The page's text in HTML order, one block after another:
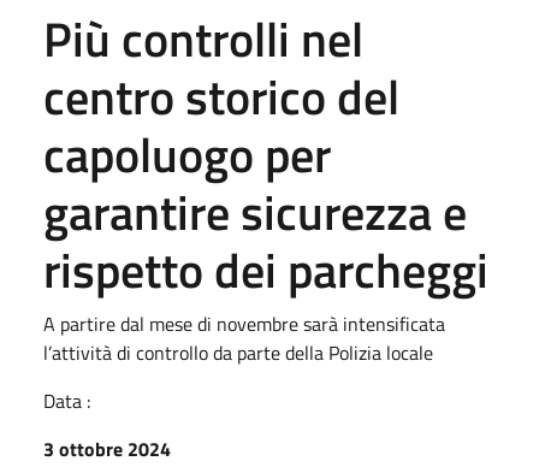
Più controlli nel
centro storico del
capoluogo per
garantire sicurezza e
rispetto dei parcheggi
A partire dal mese di novembre sarà intensificata
l’attività di controllo da parte della Polizia locale
Data :
3 ottobre 2024